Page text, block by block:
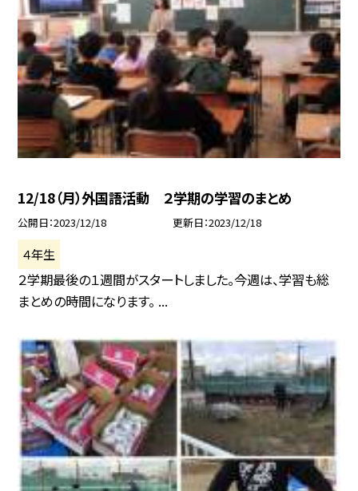
12/18（月）外国語活動 ２学期の学習のまとめ
公開日 2023/12/18 更新日 2023/12/18
４年生
２学期最後の１週間がスタートしました。今週は、学習も総
まとめの時間になります。 ...